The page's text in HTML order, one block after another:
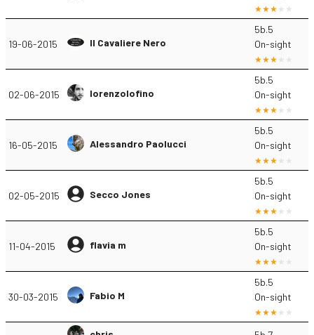
19-06-2015 Il Cavaliere Nero
5b.5
On-sight
02-06-2015 lorenzolofino
5b.5
On-sight
16-05-2015 Alessandro Paolucci
5b.5
On-sight
02-05-2015 Secco Jones
5b.5
On-sight
11-04-2015 flavia m
5b.5
On-sight
30-03-2015 Fabio M
5b.5
On-sight